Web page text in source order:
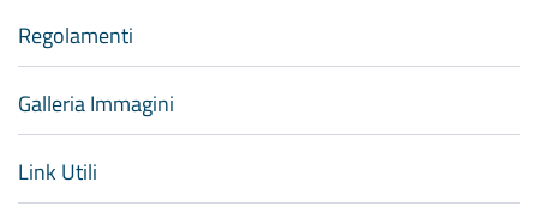
Regolamenti
Galleria Immagini
Link Utili